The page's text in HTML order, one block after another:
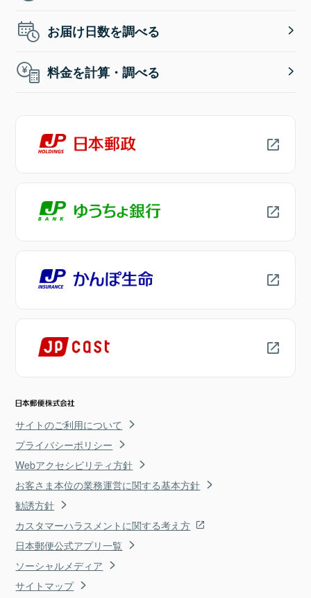
お届け日数を調べる
料金を計算・調べる
サイトのご利用について
プライバシーポリシー
Webアクセシビリティ方針
お客さま本位の業務運営に関する基本方針
勧誘方針
カスタマーハラスメントに関する考え方
日本郵便公式アプリ一覧
ソーシャルメディア
サイトマップ